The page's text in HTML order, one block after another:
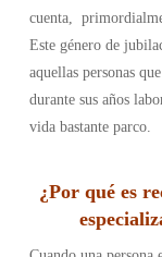
cuenta,
Este género de
aquellas personas
durante sus años
vida bastante parco.
¿Por qué es